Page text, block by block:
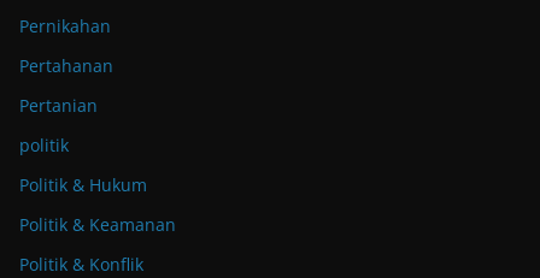
Pernikahan
Pertahanan
Pertanian
politik
Politik & Hukum
Politik & Keamanan
Politik & Konflik